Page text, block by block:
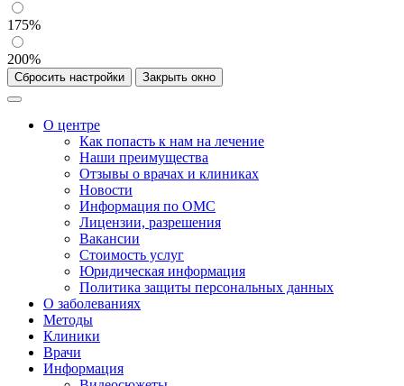
175%
200%
Сбросить настройки Закрыть окно
О центре
Как попасть к нам на лечение
Наши преимущества
Отзывы о врачах и клиниках
Новости
Информация по ОМС
Лицензии, разрешения
Вакансии
Стоимость услуг
Юридическая информация
Политика защиты персональных данных
О заболеваниях
Методы
Клиники
Врачи
Информация